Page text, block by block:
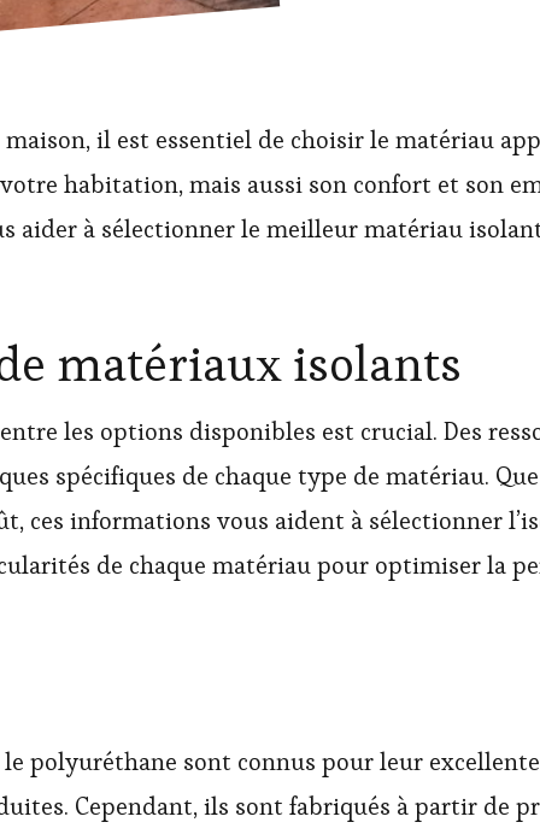
il est essentiel de choisir le matériau
habitation, mais aussi son confort et son
aider à sélectionner le meilleur matériau
matériaux isolants
les options disponibles est crucial. Des
spécifiques de chaque type de matériau.
ces informations vous aident à sélectionner
de chaque matériau pour optimiser la
polyuréthane sont connus pour leur excellente
Cependant, ils sont fabriqués à partir de